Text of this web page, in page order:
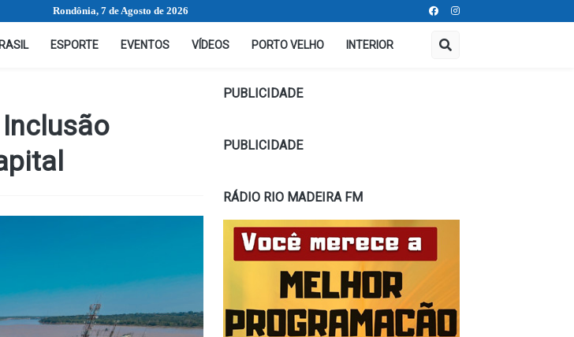
Rondônia, 7 de Agosto de 2026
ESPORTE EVENTOS VÍDEOS PORTO VELHO INTERIOR
PUBLICIDADE
PUBLICIDADE
RÁDIO RIO MADEIRA FM